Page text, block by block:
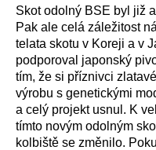
Skot odolný BSE byl již
Pak ale celá záležitost
telata skotu v Koreji a v
podporoval japonský
tím, že si příznivci
výrobu s genetickými
a celý projekt usnul. K
tímto novým odolným
kolbiště se změnilo.